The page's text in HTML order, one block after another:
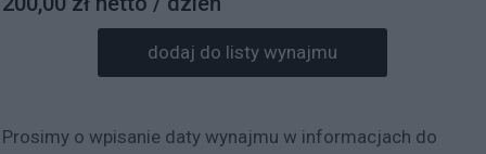
dodaj do listy wynajmu
Prosimy o wpisanie daty wynajmu w informacjach do